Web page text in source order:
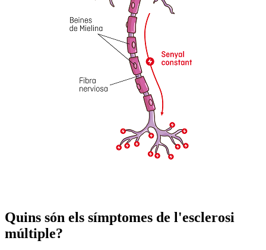
Quins són els símptomes de l'esclerosi
múltiple?